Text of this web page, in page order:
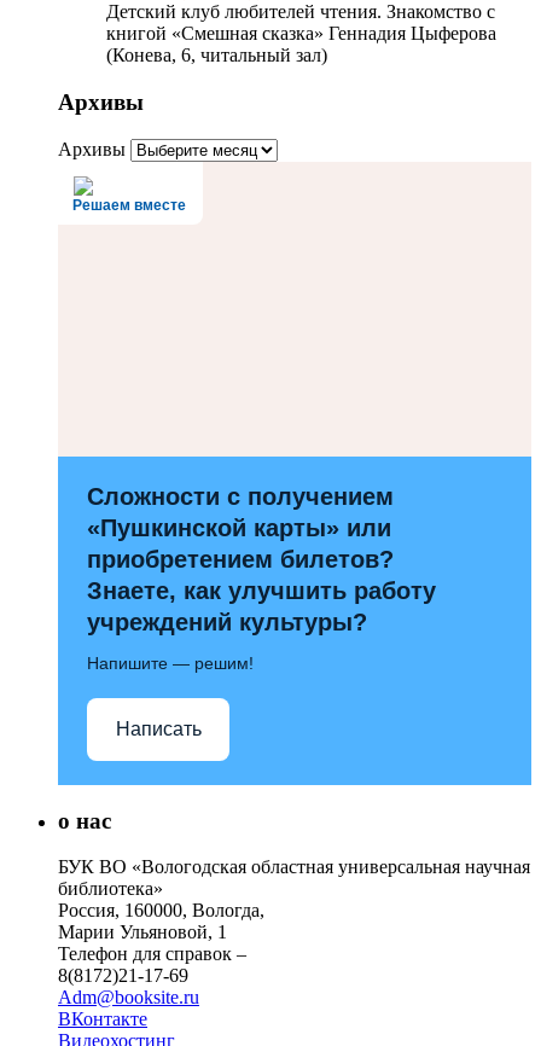
Детский клуб любителей чтения. Знакомство с
книгой «Смешная сказка» Геннадия Цыферова
(Конева, 6, читальный зал)
Архивы
Архивы
Решаем вместе
Сложности с получением
«Пушкинской карты» или
приобретением билетов?
Знаете, как улучшить работу
учреждений культуры?
Напишите — решим!
Написать
о нас
БУК ВО «Вологодская областная универсальная научная
библиотека»
Россия, 160000, Вологда,
Марии Ульяновой, 1
Телефон для справок –
8(8172)21-17-69
Adm@booksite.ru
ВКонтакте
Видеохостинг